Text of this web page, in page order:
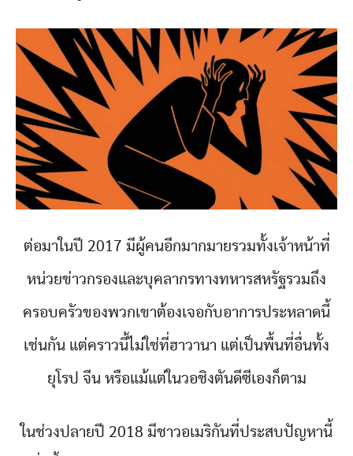
ต่อมาในปี 2017 มีผู้คนอีกมากมายรวมทั้งเจ้าหน้าที่
หน่วยข่าวกรองและบุคลากรทางทหารสหรัฐรวมถึง
ครอบครัวของพวกเขาต้องเจอกับอาการประหลาดนี้
เช่นกัน แต่คราวนี้ไม่ใช่ที่ฮาวานา แต่เป็นพื้นที่อื่นทั้ง
ยุโรป จีน หรือแม้แต่ในวอชิงตันดีซีเองก็ตาม
ในช่วงปลายปี 2018 มีชาวอเมริกันที่ประสบปัญหานี้